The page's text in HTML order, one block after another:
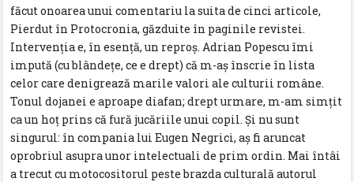
făcut onoarea unui comentariu la suita de cinci articole,
Pierdut în Protocronia, găzduite în paginile revistei.
Intervenția e, în esență, un reproș. Adrian Popescu îmi
impută (cu blândețe, ce e drept) că m-aș înscrie în lista
celor care denigrează marile valori ale culturii române.
Tonul dojanei e aproape diafan; drept urmare, m-am simțit
ca un hoț prins că fură jucăriile unui copil. Și nu sunt
singurul: în compania lui Eugen Negrici, aș fi aruncat
oprobriul asupra unor intelectuali de prim ordin. Mai întâi
a trecut cu motocositorul peste brazda culturală autorul